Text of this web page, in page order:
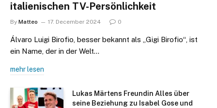
italienischen TV-Persönlichkeit
By Matteo 17. December 2024 0
Álvaro Luigi Birofio, besser bekannt als „Gigi Birofio“, ist
ein Name, der in der Welt…
mehr lesen
Lukas Märtens Freundin Alles über
seine Beziehung zu Isabel Gose und